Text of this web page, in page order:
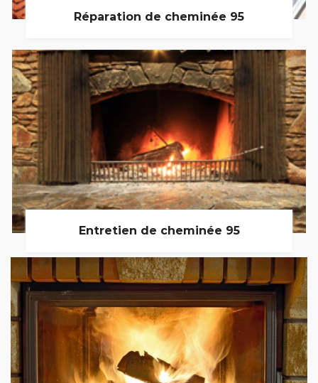
Réparation de cheminée 95
Entretien de cheminée 95